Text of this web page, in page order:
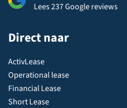
Lees 237 Google reviews
Direct naar
ActivLease
Operational lease
Financial Lease
Short Lease